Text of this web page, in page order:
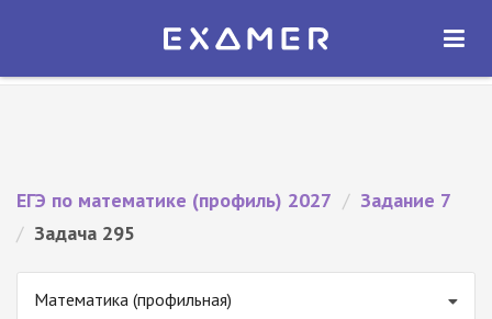
Экзамер — ЕГЭ 2027
ОТКРЫТЬ
ЕГЭ по математике (профиль) 2027 / Задание 7
/ Задача 295
Математика (профильная)